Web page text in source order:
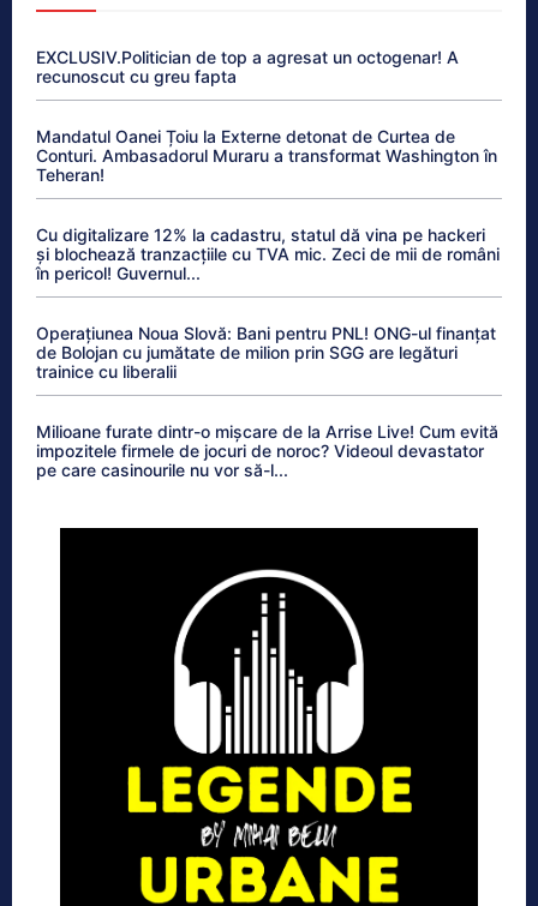
EXCLUSIV.Politician de top a agresat un octogenar! A
recunoscut cu greu fapta
Mandatul Oanei Țoiu la Externe detonat de Curtea de
Conturi. Ambasadorul Muraru a transformat Washington în
Teheran!
Cu digitalizare 12% la cadastru, statul dă vina pe hackeri
și blochează tranzacțiile cu TVA mic. Zeci de mii de români
în pericol! Guvernul...
Operațiunea Noua Slovă: Bani pentru PNL! ONG-ul finanțat
de Bolojan cu jumătate de milion prin SGG are legături
trainice cu liberalii
Milioane furate dintr-o mișcare de la Arrise Live! Cum evită
impozitele firmele de jocuri de noroc? Videoul devastator
pe care casinourile nu vor să-l...